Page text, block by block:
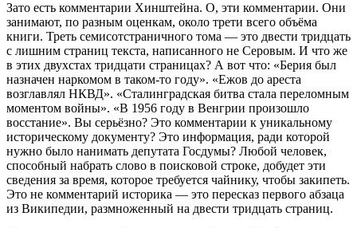
Зато есть комментарии Хинштейна. О, эти комментарии. Они
занимают, по разным оценкам, около трети всего объёма
книги. Треть семисотстраничного тома — это двести тридцать
с лишним страниц текста, написанного не Серовым. И что же
в этих двухстах тридцати страницах? А вот что: «Берия был
назначен наркомом в таком-то году». «Ежов до ареста
возглавлял НКВД». «Сталинградская битва стала переломным
моментом войны». «В 1956 году в Венгрии произошло
восстание». Вы серьёзно? Это комментарии к уникальному
историческому документу? Это информация, ради которой
нужно было нанимать депутата Госдумы? Любой человек,
способный набрать слово в поисковой строке, добудет эти
сведения за время, которое требуется чайнику, чтобы закипеть.
Это не комментарий историка — это пересказ первого абзаца
из Википедии, размноженный на двести тридцать страниц.